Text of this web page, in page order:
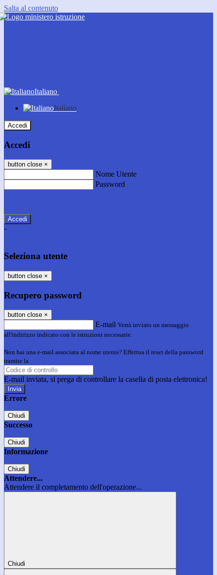
Salta al contenuto
Italiano
Italiano
Accedi
Accedi
button close ×
Nome Utente
Password
-
Seleziona utente
button close ×
Recupero password
button close ×
E-mail Verrà inviato un messaggio
all'indirizzo indicato con le istruzioni necessarie.
Non hai una e-mail associata al nome utente? Effettua il reset della password
tramite la
E-mail inviata, si prega di controllare la casella di posta elettronica!
Errore
Chiudi
Successo
Chiudi
Informazione
Chiudi
Attendere...
Attendere il completamento dell'operazione...
Chiudi